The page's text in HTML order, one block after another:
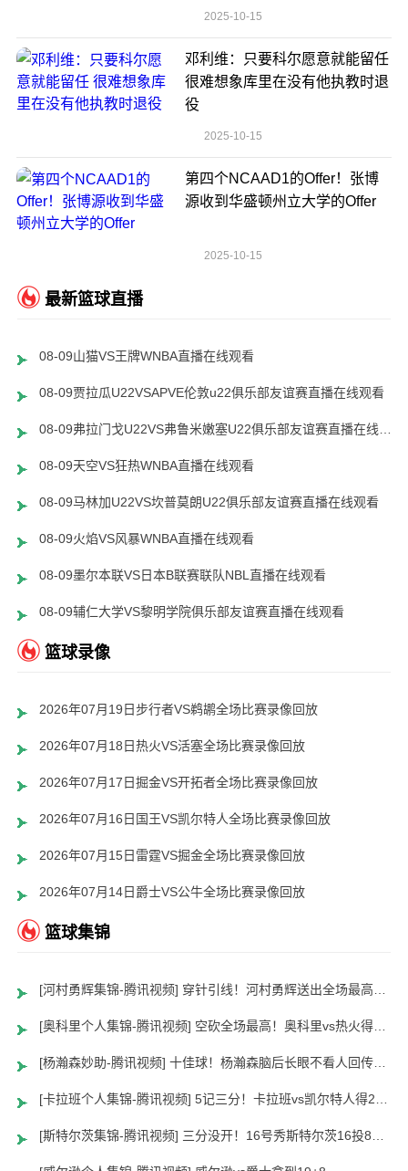
2025-10-15
邓利维：只要科尔愿意就能留任
很难想象库里在没有他执教时退
役
2025-10-15
第四个NCAAD1的Offer！张博
源收到华盛顿州立大学的Offer
2025-10-15
最新篮球直播
08-09山猫VS王牌WNBA直播在线观看
08-09贾拉瓜U22VSAPVE伦敦u22俱乐部友谊赛直播在线观看
08-09天空VS狂热WNBA直播在线观看
08-09马林加U22VS坎普莫朗U22俱乐部友谊赛直播在线观看
08-09火焰VS风暴WNBA直播在线观看
08-09墨尔本联VS日本B联赛联队NBL直播在线观看
08-09辅仁大学VS黎明学院俱乐部友谊赛直播在线观看
篮球录像
2026年07月19日步行者VS鹈鹕全场比赛录像回放
2026年07月18日热火VS活塞全场比赛录像回放
2026年07月17日掘金VS开拓者全场比赛录像回放
2026年07月16日国王VS凯尔特人全场比赛录像回放
2026年07月15日雷霆VS掘金全场比赛录像回放
2026年07月14日爵士VS公牛全场比赛录像回放
篮球集锦
[奥科里个人集锦-腾讯视频] 空砍全场最高！奥科里vs热火得27分4板
[杨瀚森妙助-腾讯视频] 十佳球！杨瀚森脑后长眼不看人回传助队友暴扣